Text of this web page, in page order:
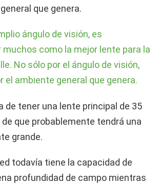
que genera.
de tener una lente principal de 35
que probablemente tendrá una
grande.
todavía tiene la capacidad de
profundidad de campo mientras